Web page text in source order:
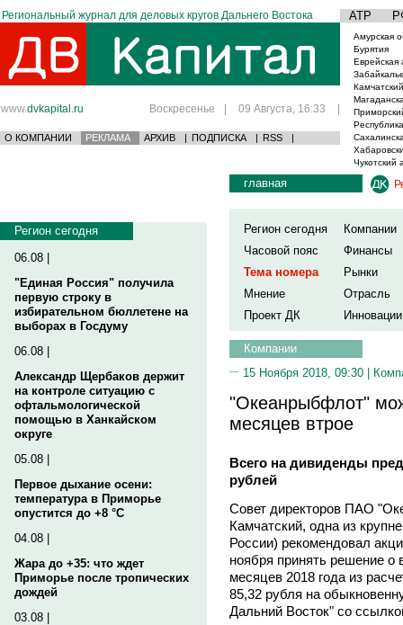
Региональный журнал для деловых кругов Дальнего Востока АТР
www.dvkapital.ru Воскресенье | 09 Августа, 16:33 |
О КОМПАНИИ РЕКЛАМА АРХИВ | ПОДПИСКА | RSS |
Амурская
Бурятия
Еврейская
Чукотский
Регион сегодня
06.08 |
"Единая Россия" получила
первую строку в
избирательном бюллетене на
выборах в Госдуму
06.08 |
Александр Щербаков держит
на контроле ситуацию с
офтальмологической
помощью в Ханкайском
округе
05.08 |
Первое дыхание осени:
температура в Приморье
опустится до +8 °C
04.08 |
Жара до +35: что ждет
Приморье после тропических
дождей
03.08 |
главная
Регион сегодня
Компании
Часовой пояс
Финансы
Тема номера
Рынки
Мнение
Отрасль
Проект ДК
Инновации
Компании
15 Ноября 2018, 09:30 |
"Океанрыбфлот"
месяцев втрое
Всего на дивиденды
рублей
Совет директоров ПАО
Камчатский, одна из
России) рекомендовал
ноября принять решение о
месяцев 2018 года из
85,32 рубля на
Дальний Восток" со